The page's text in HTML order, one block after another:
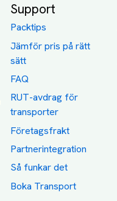
Support
Packtips
Jämför pris på rätt
sätt
FAQ
RUT-avdrag för
transporter
Företagsfrakt
Partnerintegration
Så funkar det
Boka Transport